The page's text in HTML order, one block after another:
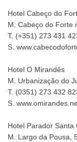
Hotel Cabeço do
M. Cabeço do Forte
T. (+351) 273 431
S.
Hotel O Mirandês
M. Urbanização do
T. (0351) 273 432
S.
Hotel Parador Santa
M. Largo da Pousa,